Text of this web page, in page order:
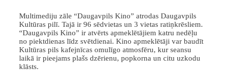
Multimediju zāle “Daugavpils Kino” atrodas Daugavpils
Kultūras pilī. Tajā ir 96 sēdvietas un 3 vietas ratiņkrēsliem.
“Daugavpils Kino” ir atvērts apmeklētājiem katru nedēļu
no piektdienas līdz svētdienai. Kino apmeklētāji var baudīt
Kultūras pils kafejnīcas omulīgo atmosfēru, kur seansu
laikā ir pieejams plašs dzērienu, popkorna un citu uzkodu
klāsts.